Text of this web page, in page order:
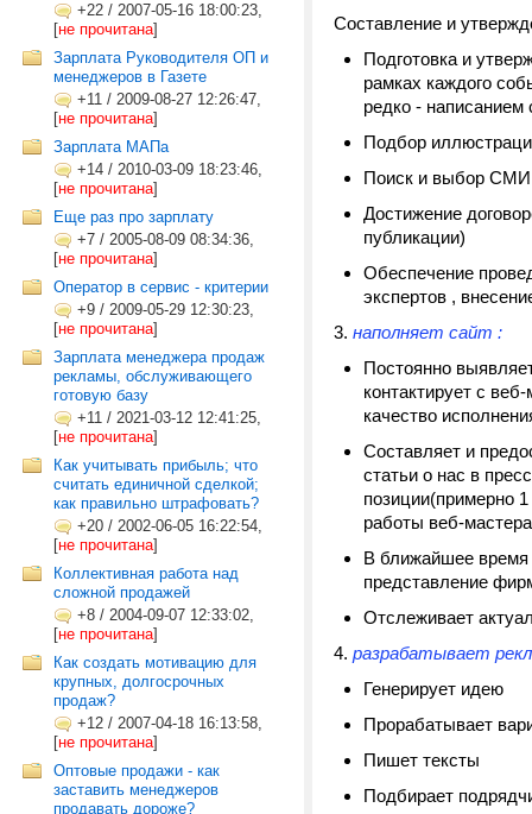
+22 / 2007-05-16 18:00:23,
[не прочитана]
Зарплата Руководителя ОП и
менеджеров в Газете
+11 / 2009-08-27 12:26:47,
[не прочитана]
Зарплата МАПа
+14 / 2010-03-09 18:23:46,
[не прочитана]
Еще раз про зарплату
+7 / 2005-08-09 08:34:36,
[не прочитана]
Оператор в сервис - критерии
+9 / 2009-05-29 12:30:23,
[не прочитана]
Зарплата менеджера продаж
рекламы, обслуживающего
готовую базу
+11 / 2021-03-12 12:41:25,
[не прочитана]
Как учитывать прибыль; что
считать единичной сделкой;
как правильно штрафовать?
+20 / 2002-06-05 16:22:54,
[не прочитана]
Коллективная работа над
сложной продажей
+8 / 2004-09-07 12:33:02,
[не прочитана]
Как создать мотивацию для
крупных, долгосрочных
продаж?
+12 / 2007-04-18 16:13:58,
[не прочитана]
Оптовые продажи - как
заставить менеджеров
продавать дороже?
Составление и
Подготовка и
рамках каждого
редко - написанием
Подбор
Поиск и выбор СМИ
Достижение
публикации)
Обеспечение
экспертов ,
3. наполняет сайт :
Постоянно
контактирует с
качество
Составляет и
статьи о нас в
позиции(примерно
работы веб-
В ближайшее время
представление
Отслеживает
4. разрабатывает
Генерирует идею
Прорабатывает
Пишет тексты
Подбирает